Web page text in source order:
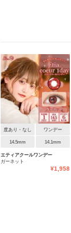
度あり・なし ワンデー
14.5mm 14.1mm
エティアクールワンデー
ガーネット
¥1,958